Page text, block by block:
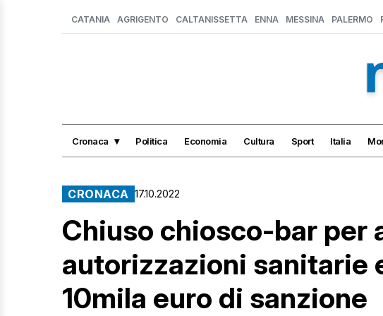
CATANIA AGRIGENTO CALTANISSETTA ENNA MESSINA PALERMO
Cronaca Politica Economia Cultura Sport Italia
CRONACA 17.10.2022
Chiuso chiosco-bar per
autorizzazioni sanitarie
10mila euro di sanzione